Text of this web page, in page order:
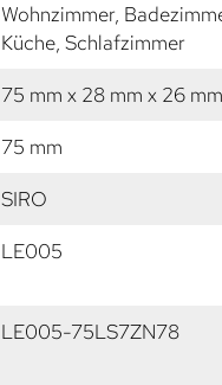
Wohnzimmer,
Küche, Schlafzimmer
75 mm x 28 mm x 26 mm
75 mm
SIRO
LE005
LE005-75LS7ZN78